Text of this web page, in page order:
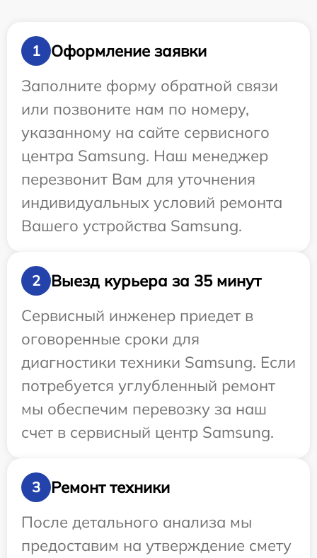
1
Оформление заявки
Заполните форму обратной связи
или позвоните нам по номеру,
указанному на сайте сервисного
центра Samsung. Наш менеджер
перезвонит Вам для уточнения
индивидуальных условий ремонта
Вашего устройства Samsung.
2
Выезд курьера за 35 минут
Сервисный инженер приедет в
оговоренные сроки для
диагностики техники Samsung. Если
потребуется углубленный ремонт
мы обеспечим перевозку за наш
счет в сервисный центр Samsung.
3
Ремонт техники
После детального анализа мы
предоставим на утверждение смету